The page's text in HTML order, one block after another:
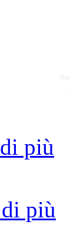
più
di più